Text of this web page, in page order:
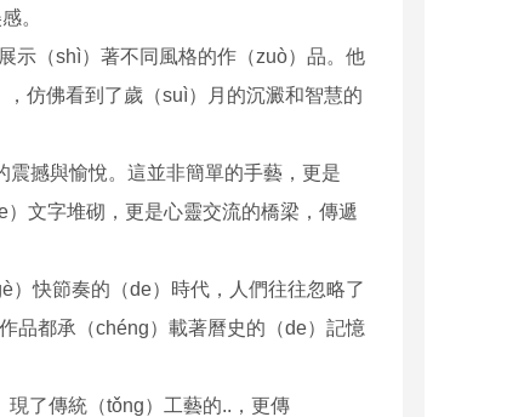
一（yī）雕一鋸平麵立體鋸片多功能雕刻機（jī）
。
示（shì）著不同風格的作（zuò）品。他
仿佛看到了歲（suì）月的沉澱和智慧的
撼與愉悅。這並非簡單的手藝，更是
文字堆砌，更是心靈交流的橋梁，傳遞
）快節奏的（de）時代，人們往往忽略了
品都承（chéng）載著曆史的（de）記憶
了傳統（tǒng）工藝的..，更傳